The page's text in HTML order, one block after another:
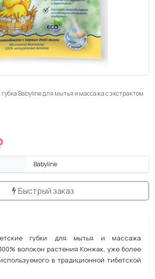
Babyline для мытья и массажа с экстрактом
Babyline
Быстрый заказ
губки для мытья и массажа
волокон растения Конжак, уже более
в традиционной тибетской